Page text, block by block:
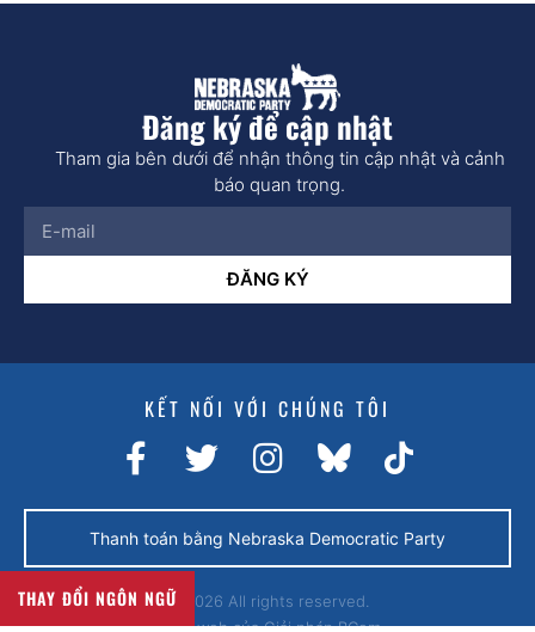
Đăng ký để cập nhật
Tham gia bên dưới để nhận thông tin cập nhật và cảnh
báo quan trọng.
ĐĂNG KÝ
KẾT NỐI VỚI CHÚNG TÔI
Thanh toán bằng Nebraska Democratic Party
© 2026 All rights reserved.
Trang web củaGiải pháp BCom.
THAY ĐỔI NGÔN NGỮ